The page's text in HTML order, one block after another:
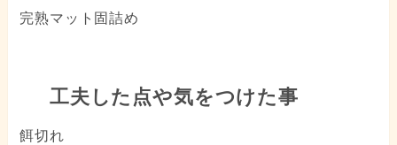
完熟マット固詰め
工夫した点や気をつけた事
餌切れ